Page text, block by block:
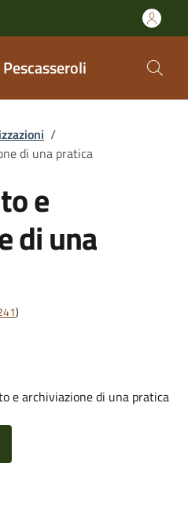
/
di una pratica
e
di una
)
e archiviazione di una pratica